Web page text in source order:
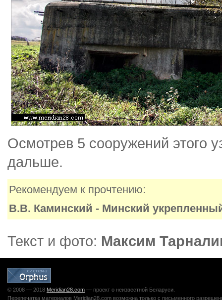
Осмотрев 5 сооружений этого
дальше.
Рекомендуем к прочтению:
В.В. Каминский - Минский укрепленный
Текст и фото: Максим
© 2008 — 2018 Meridian28.com — проект о неизвестной Беларуси.
Перепечатка материалов Meridian28.com возможна только с письменного